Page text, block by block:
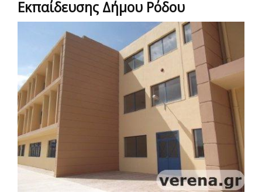
Εκπαίδευσης Δήμου Ρόδου